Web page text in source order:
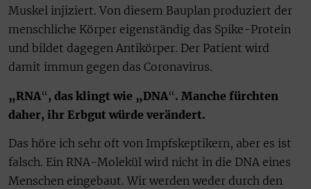
Muskel injiziert. Von diesem Bauplan produziert der
menschliche Körper eigenständig das Spike-Protein
und bildet dagegen Antikörper. Der Patient wird
damit immun gegen das Coronavirus.
„RNA“, das klingt wie „DNA“. Manche fürchten
daher, ihr Erbgut würde verändert.
Das höre ich sehr oft von Impfskeptikern, aber es ist
falsch. Ein RNA-Molekül wird nicht in die DNA eines
Menschen eingebaut. Wir werden weder durch den